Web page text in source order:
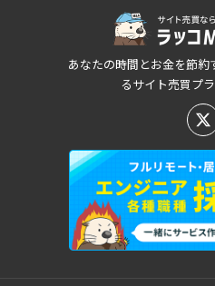
あなたの時間とお金を節約
るサイト売買プ